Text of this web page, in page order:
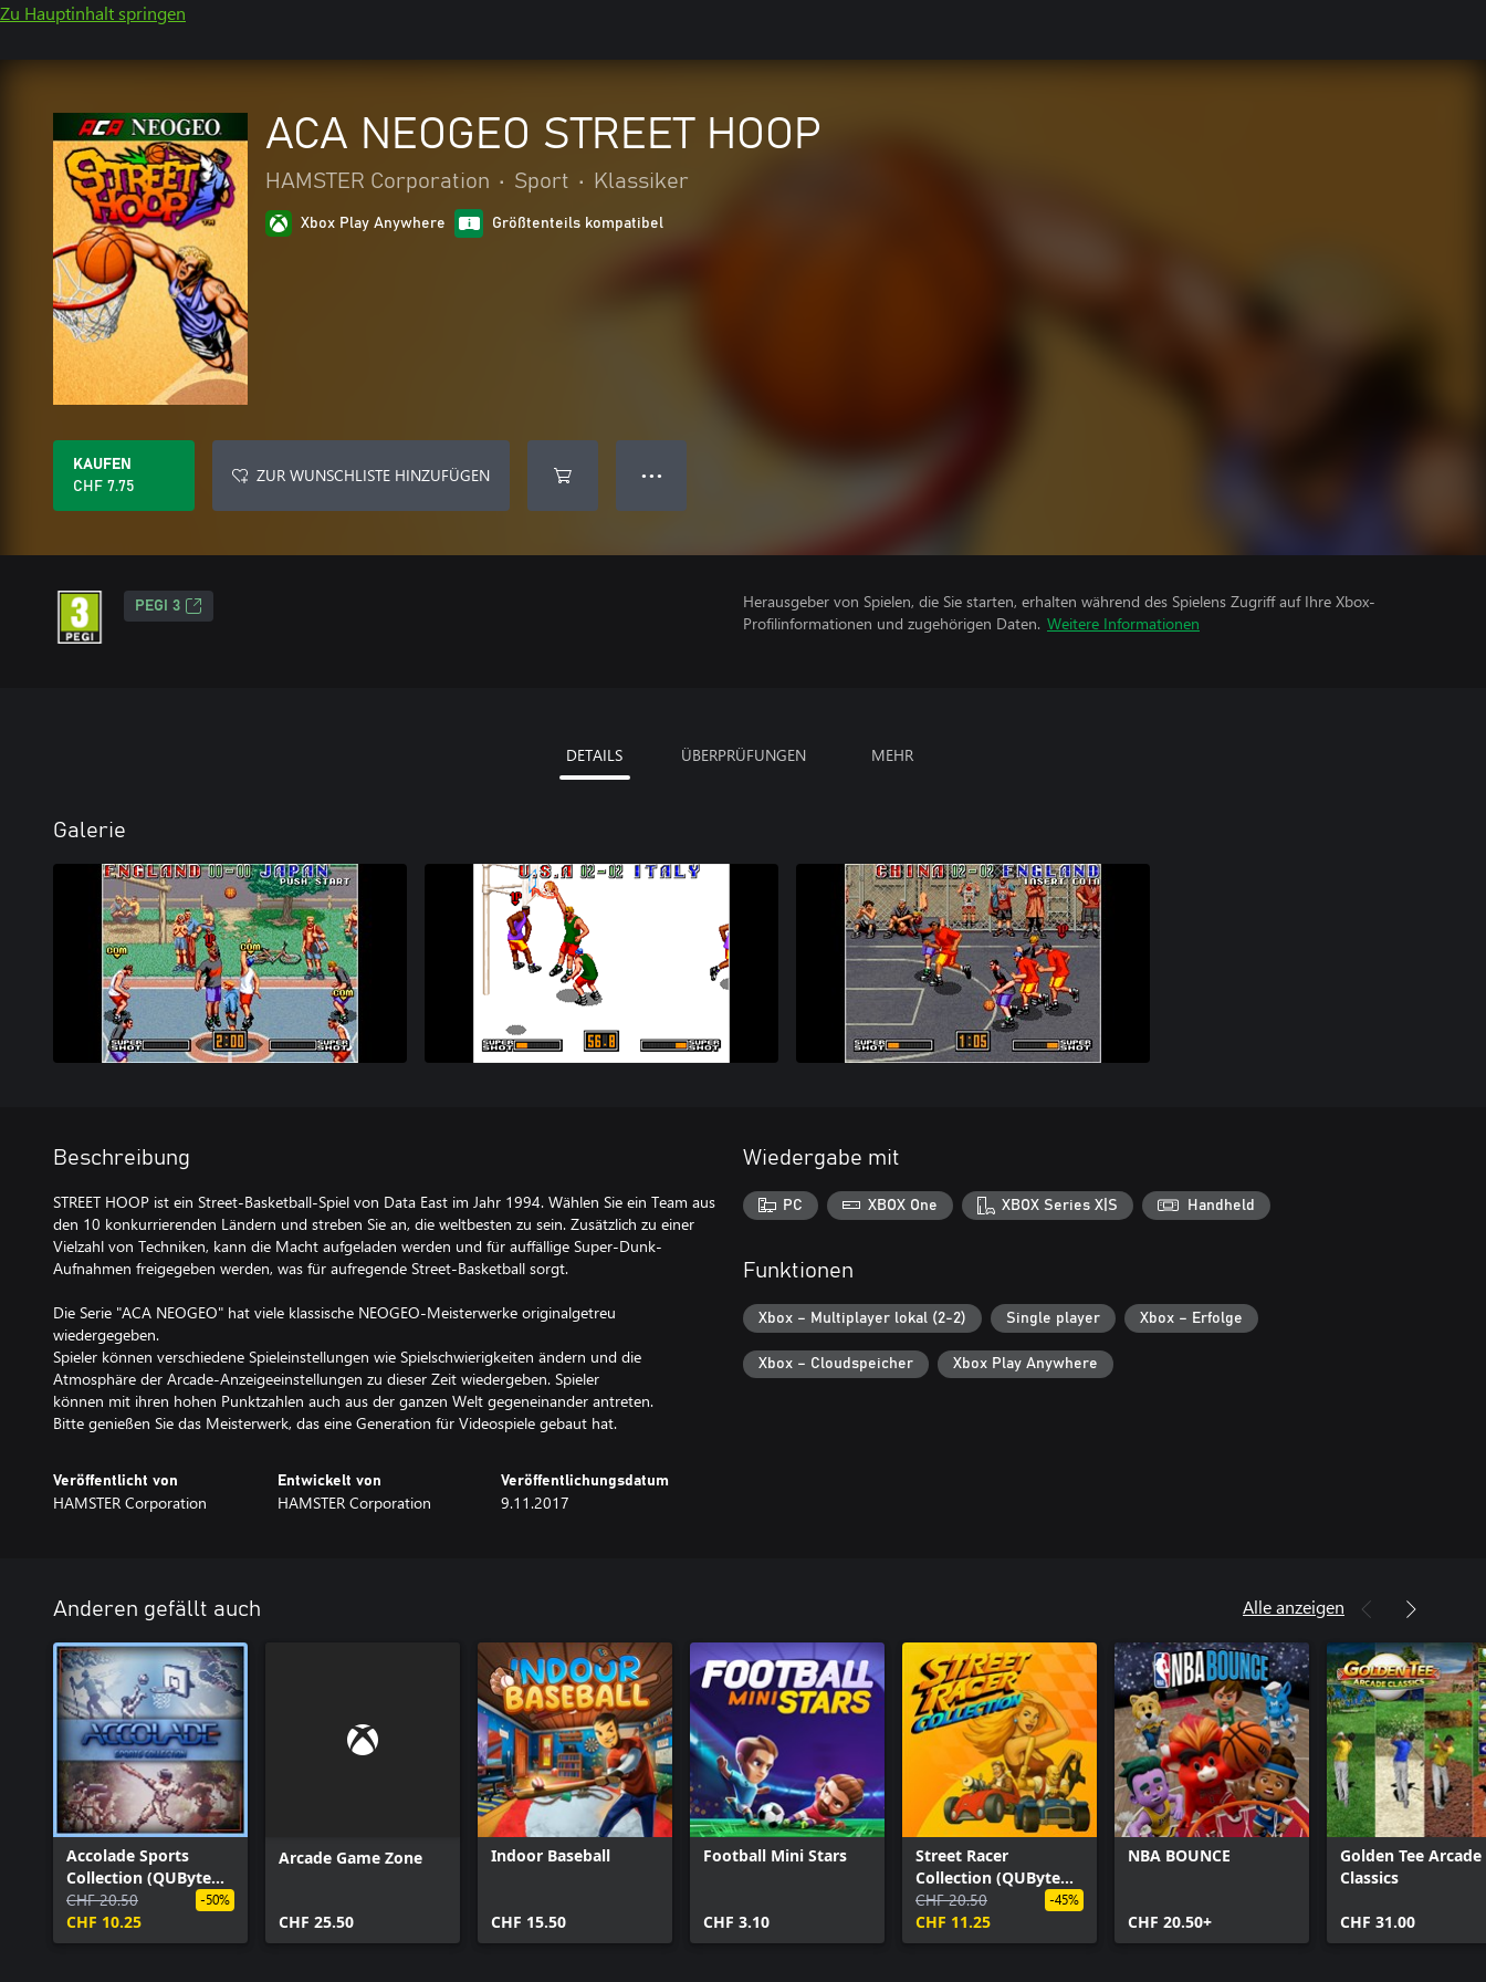
Zu Hauptinhalt springen
ACA NEOGEO STREET HOOP
HAMSTER Corporation • Sport • Klassiker
Xbox Play Anywhere Größtenteils kompatibel
KAUFEN
CHF 7.75
ZUR WUNSCHLISTE HINZUFÜGEN ● ● ●
PEGI 3
Herausgeber von Spielen, die Sie starten, erhalten während des Spielens Zugriff auf Ihre Xbox-
Profilinformationen und zugehörigen Daten. Weitere Informationen
DETAILS ÜBERPRÜFUNGEN MEHR
Galerie
Beschreibung
STREET HOOP ist ein Street-Basketball-Spiel von Data East im Jahr 1994. Wählen Sie ein Team aus
den 10 konkurrierenden Ländern und streben Sie an, die weltbesten zu sein. Zusätzlich zu einer
Vielzahl von Techniken, kann die Macht aufgeladen werden und für auffällige Super-Dunk-
Aufnahmen freigegeben werden, was für aufregende Street-Basketball sorgt.
Die Serie "ACA NEOGEO" hat viele klassische NEOGEO-Meisterwerke originalgetreu
wiedergegeben.
Spieler können verschiedene Spieleinstellungen wie Spielschwierigkeiten ändern und die
Atmosphäre der Arcade-Anzeigeeinstellungen zu dieser Zeit wiedergeben. Spieler
können mit ihren hohen Punktzahlen auch aus der ganzen Welt gegeneinander antreten.
Bitte genießen Sie das Meisterwerk, das eine Generation für Videospiele gebaut hat.
Veröffentlicht von
HAMSTER Corporation
Entwickelt von
HAMSTER Corporation
Veröffentlichungsdatum
9.11.2017
Wiedergabe mit
PC XBOX One XBOX Series X|S Handheld
Funktionen
Xbox – Multiplayer lokal (2-2) Single player Xbox – Erfolge
Xbox – Cloudspeicher Xbox Play Anywhere
Anderen gefällt auch Alle anzeigen
Accolade Sports
Collection (QUByte
Classics)
CHF 20.50
CHF 10.25
-50%
Arcade Game Zone
CHF 25.50
Indoor Baseball
CHF 15.50
Football Mini Stars
CHF 3.10
Street Racer
Collection (QUByte
Classics)
CHF 20.50
CHF 11.25
-45%
NBA BOUNCE
CHF 20.50+
Golden Tee Arcade
Classics
CHF 31.00